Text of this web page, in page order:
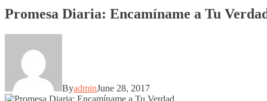
Promesa Diaria: Encamíname a Tu
ByadminJune 28, 2017